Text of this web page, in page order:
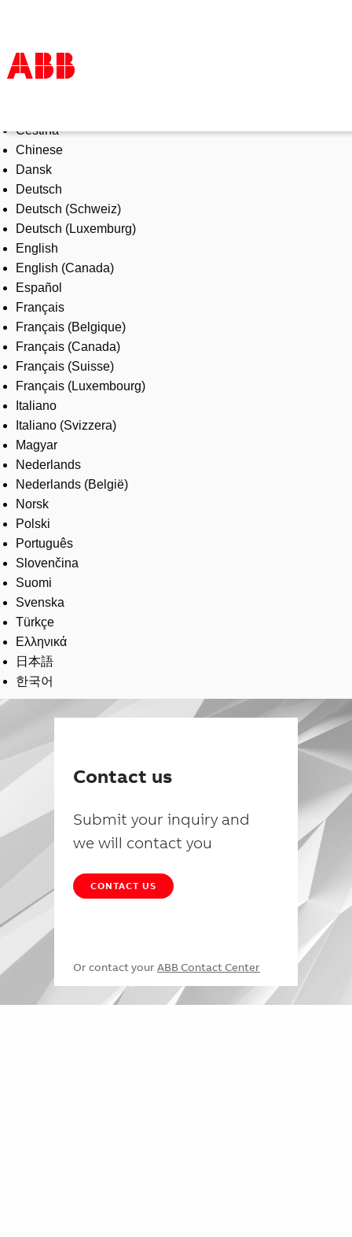
Products & Solutions
Industries
Services
About us
Where to buy
Contact us
Careers
Čeština
Chinese
Dansk
Deutsch
Deutsch (Schweiz)
Deutsch (Luxemburg)
English
English (Canada)
Español
Français
Français (Belgique)
Français (Canada)
Français (Suisse)
Français (Luxembourg)
Italiano
Italiano (Svizzera)
Magyar
Nederlands
Nederlands (België)
Norsk
Polski
Português
Slovenčina
Suomi
Svenska
Türkçe
Ελληνικά
日本語
한국어
Contact us
Submit your inquiry and
we will contact you
CONTACT US
Or contact your ABB Contact Center